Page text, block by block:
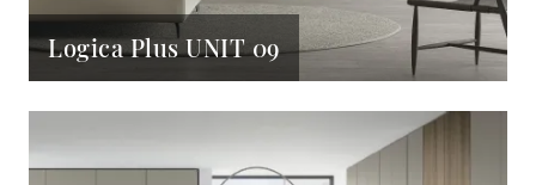
Logica Plus UNIT 09